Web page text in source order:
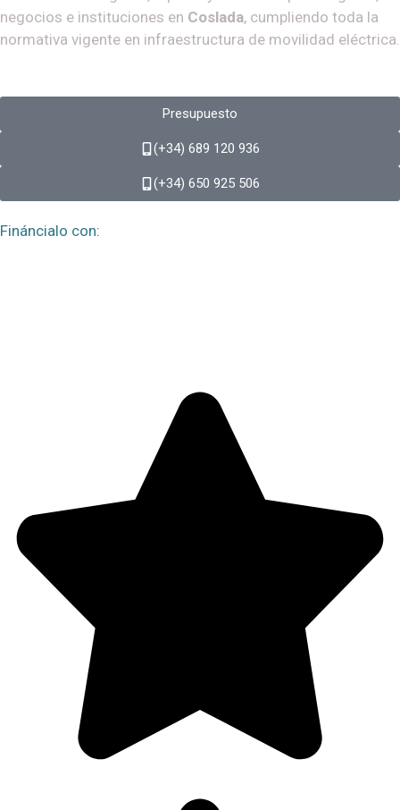
negocios e instituciones en Coslada, cumpliendo toda la
normativa vigente en infraestructura de movilidad eléctrica.
Presupuesto
(+34) 689 120 936
(+34) 650 925 506​
Fináncialo con: